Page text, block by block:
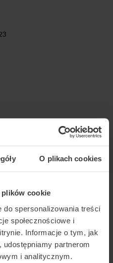
O plikach cookies
cookie
spersonalizowania treści
społecznościowe i
Informacje o tym, jak
partnerom
i analitycznym.